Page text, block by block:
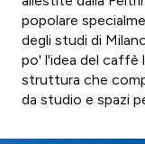
popolare
degli studi di
po' l'idea del caffè
struttura che
da studio e spazi